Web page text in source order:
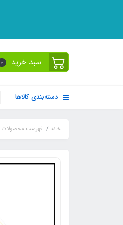
سبد خرید 0
دسته‌بندی کالاها
خانه فهرست محصولات